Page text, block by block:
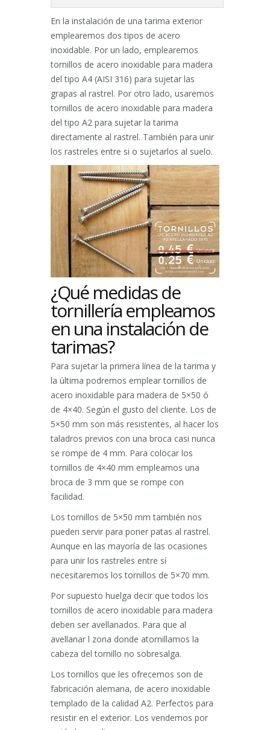
En la instalación de una tarima exterior
emplearemos dos tipos de acero
inoxidable. Por un lado, emplearemos
tornillos de acero inoxidable para madera
del tipo A4 (AISI 316) para sujetar las
grapas al rastrel. Por otro lado, usaremos
tornillos de acero inoxidable para madera
del tipo A2 para sujetar la tarima
directamente al rastrel. También para unir
los rastreles entre si o sujetarlos al suelo.
¿Qué medidas de
tornillería empleamos
en una instalación de
tarimas?
Para sujetar la primera línea de la tarima y
la última podremos emplear tornillos de
acero inoxidable para madera de 5×50 ó
de 4×40. Según el gusto del cliente. Los de
5×50 mm son más resistentes, al hacer los
taladros previos con una broca casi nunca
se rompe de 4 mm. Para colocar los
tornillos de 4×40 mm empleamos una
broca de 3 mm que se rompe con
facilidad.
Los tornillos de 5×50 mm también nos
pueden servir para poner patas al rastrel.
Aunque en las mayoría de las ocasiones
para unir los rastreles entre sí
necesitaremos los tornillos de 5×70 mm.
Por supuesto huelga decir que todos los
tornillos de acero inoxidable para madera
deben ser avellanados. Para que al
avellanar l zona donde atornillamos la
cabeza del tornillo no sobresalga.
Los tornillos que les ofrecemos son de
fabricación alemana, de acero inoxidable
templado de la calidad A2. Perfectos para
resistir en el exterior. Los vendemos por